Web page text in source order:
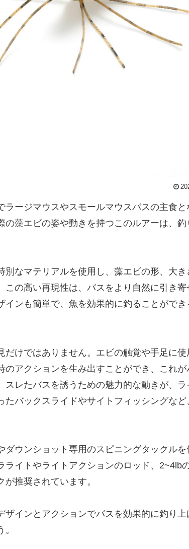
ージマウスやスモールマウスバスの主食と
の藻エビの姿や動きを持つこのルアーは、釣
なマテリアルを使用し、藻エビの形、大き
の高い再現性は、バスをより自然に引き寄
ンも簡単で、魚を効果的に釣ることができ
だけではありません。エビの触覚や手足に使
アクションを生み出すことができ、これが
レたバスを誘うための魅力的な動きが、ラ
バックスライドやサイトフィッシングなど
ウンショット専用のスピニングタックルを
イトやライトアクションのロッド、2~4lb
推奨されています。
インとアクションでバスを効果的に釣り上